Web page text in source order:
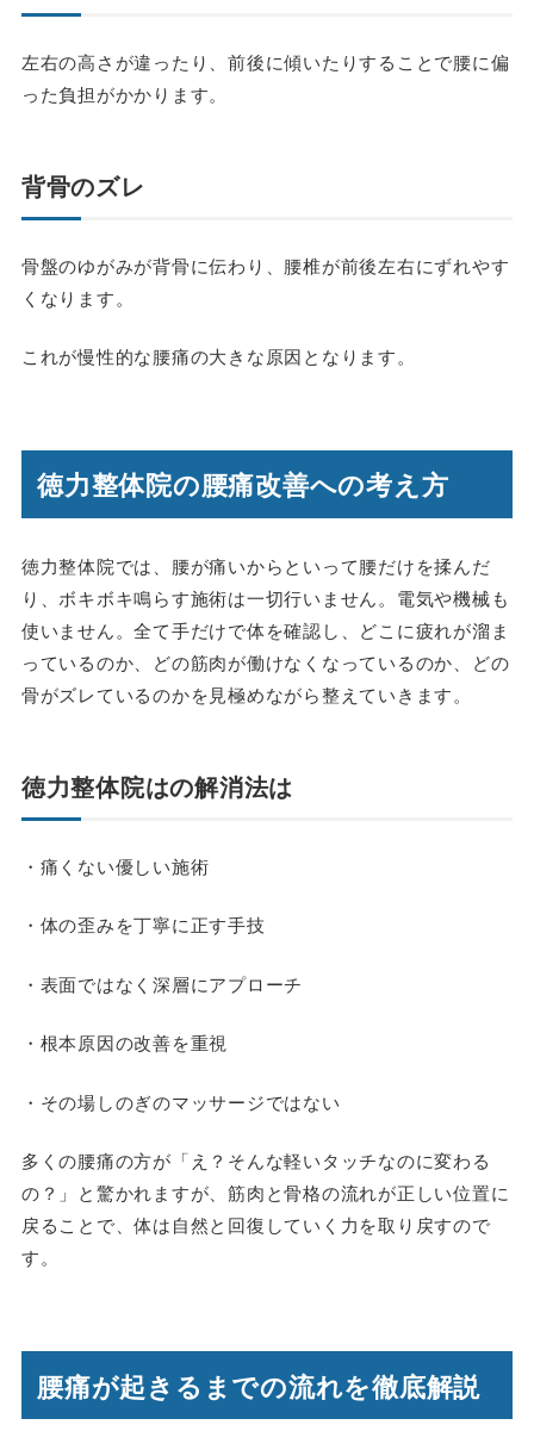
左右の高さが違ったり、前後に傾いたりすることで腰に偏
った負担がかかります。
背骨のズレ
骨盤のゆがみが背骨に伝わり、腰椎が前後左右にずれやす
くなります。
これが慢性的な腰痛の大きな原因となります。
徳力整体院の腰痛改善への考え方
徳力整体院では、腰が痛いからといって腰だけを揉んだ
り、ボキボキ鳴らす施術は一切行いません。電気や機械も
使いません。全て手だけで体を確認し、どこに疲れが溜ま
っているのか、どの筋肉が働けなくなっているのか、どの
骨がズレているのかを見極めながら整えていきます。
徳力整体院はの解消法は
・痛くない優しい施術
・体の歪みを丁寧に正す手技
・表面ではなく深層にアプローチ
・根本原因の改善を重視
・その場しのぎのマッサージではない
多くの腰痛の方が「え？そんな軽いタッチなのに変わる
の？」と驚かれますが、筋肉と骨格の流れが正しい位置に
戻ることで、体は自然と回復していく力を取り戻すので
す。
腰痛が起きるまでの流れを徹底解説